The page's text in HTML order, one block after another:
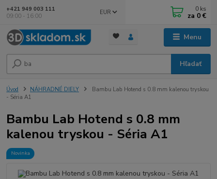
Menu
EUR
Hľadať
+421 949 003 111
09:00 - 16:00
0 ks
za 0 €
Úvod NÁHRADNÉ DIELY
Bambu Lab Hotend s 0.8 mm kalenou tryskou
- Séria A1
Bambu Lab Hotend s 0.8 mm
kalenou tryskou - Séria A1
Novinka